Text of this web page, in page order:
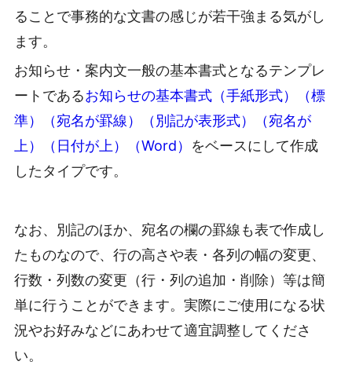
ることで事務的な文書の感じが若干強まる気がし
ます。
お知らせ・案内文一般の基本書式となるテンプレ
ートであるお知らせの基本書式（手紙形式）（標
準）（宛名が罫線）（別記が表形式）（宛名が
上）（日付が上）（Word） をベースにして作成
したタイプです。
なお、別記のほか、宛名の欄の罫線も表で作成し
たものなので、行の高さや表・各列の幅の変更、
行数・列数の変更（行・列の追加・削除）等は簡
単に行うことができます。実際にご使用になる状
況やお好みなどにあわせて適宜調整してくださ
い。